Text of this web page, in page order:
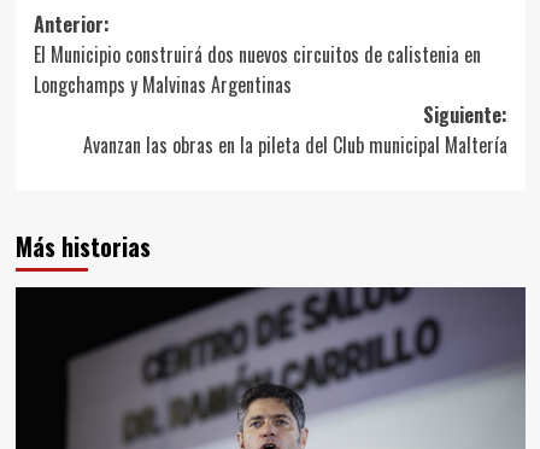
Navegación
de
entradas
Anterior:
El Municipio construirá dos nuevos circuitos de calistenia en
Longchamps y Malvinas Argentinas
Siguiente:
Avanzan las obras en la pileta del Club municipal Maltería
Más historias